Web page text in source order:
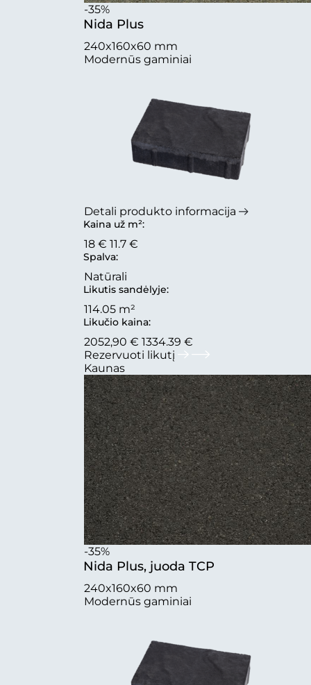
-35%
Nida Plus
240x160x60 mm
Modernūs gaminiai
Detali produkto informacija
Kaina už m²:
18 € 11.7 €
Spalva:
Natūrali
Likutis sandėlyje:
114.05 m²
Likučio kaina:
2052,90 € 1334.39 €
Rezervuoti likutį
Kaunas
-35%
Nida Plus, juoda TCP
240x160x60 mm
Modernūs gaminiai